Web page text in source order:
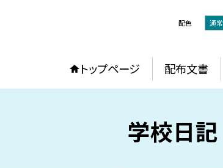
配色 通常
トップページ 配布文書
学校日記